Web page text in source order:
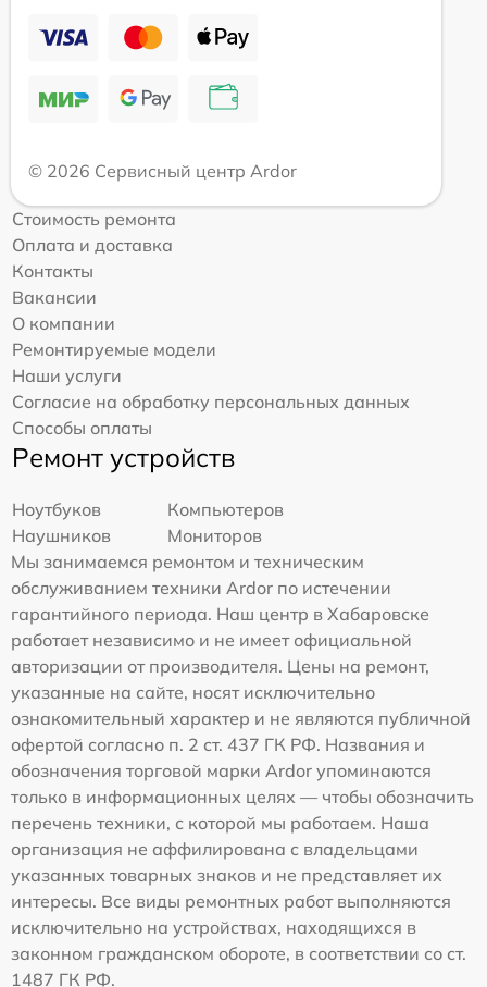
© 2026 Сервисный центр Ardor
Стоимость ремонта
Оплата и доставка
Контакты
Вакансии
О компании
Ремонтируемые модели
Наши услуги
Согласие на обработку персональных данных
Способы оплаты
Ремонт устройств
Ноутбуков
Компьютеров
Наушников
Мониторов
Мы занимаемся ремонтом и техническим
обслуживанием техники Ardor по истечении
гарантийного периода. Наш центр в Хабаровске
работает независимо и не имеет официальной
авторизации от производителя. Цены на ремонт,
указанные на сайте, носят исключительно
ознакомительный характер и не являются публичной
офертой согласно п. 2 ст. 437 ГК РФ. Названия и
обозначения торговой марки Ardor упоминаются
только в информационных целях — чтобы обозначить
перечень техники, с которой мы работаем. Наша
организация не аффилирована с владельцами
указанных товарных знаков и не представляет их
интересы. Все виды ремонтных работ выполняются
исключительно на устройствах, находящихся в
законном гражданском обороте, в соответствии со ст.
1487 ГК РФ.